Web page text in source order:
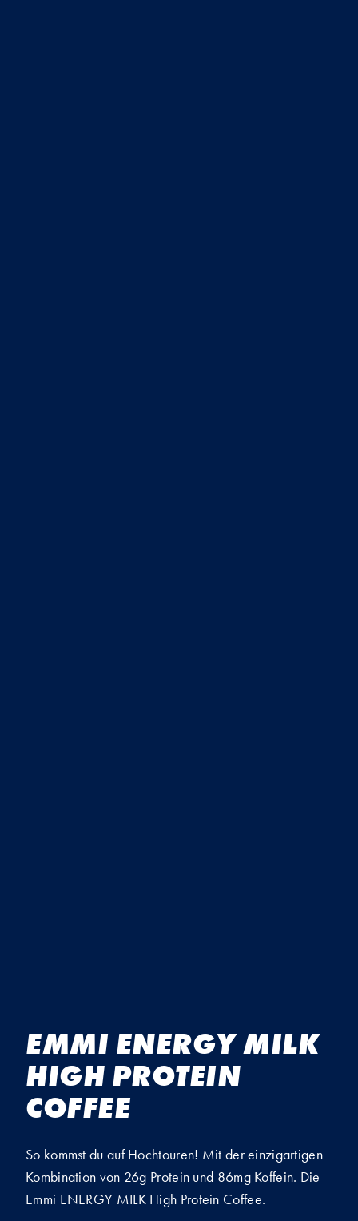
EMMI ENERGY MILK
HIGH PROTEIN
COFFEE
So kommst du auf Hochtouren! Mit der einzigartigen
Kombination von 26g Protein und 86mg Koffein. Die
Emmi ENERGY MILK High Protein Coffee.